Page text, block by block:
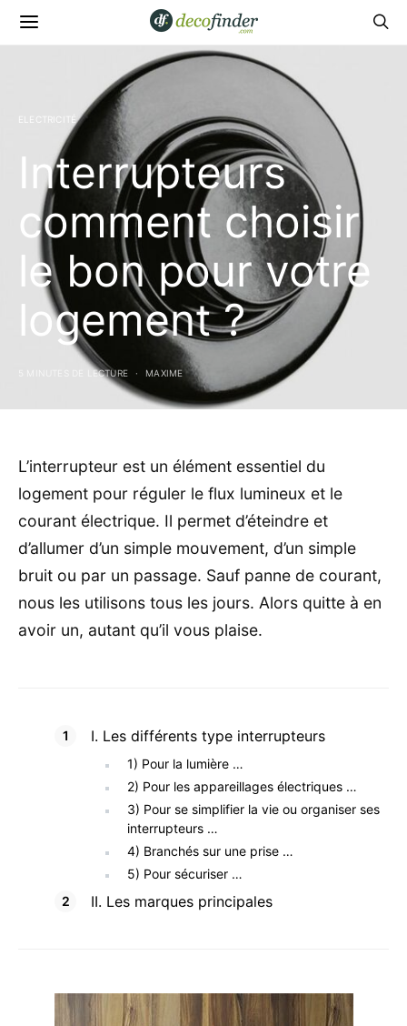
ELECTRICITÉ
Interrupteurs
comment choisir
le bon pour votre
logement ?
5 MINUTES DE LECTURE MAXIME
L’interrupteur est un élément essentiel du
logement pour réguler le flux lumineux et le
courant électrique. Il permet d’éteindre et
d’allumer d’un simple mouvement, d’un simple
bruit ou par un passage. Sauf panne de courant,
nous les utilisons tous les jours. Alors quitte à en
avoir un, autant qu’il vous plaise.
I. Les différents type interrupteurs
1) Pour la lumière …
2) Pour les appareillages électriques …
3) Pour se simplifier la vie ou organiser ses
interrupteurs …
4) Branchés sur une prise …
5) Pour sécuriser …
II. Les marques principales